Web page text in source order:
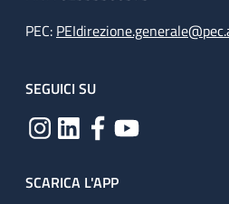
PEC:
SEGUICI SU
SCARICA L'APP